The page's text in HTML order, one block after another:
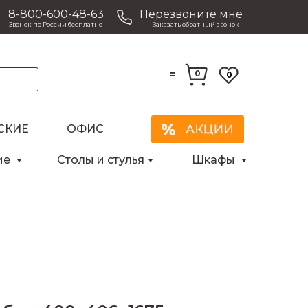
8-800-600-48-63
Звонок по России бесплатно
Перезвоните мне
Заказать обратный звонок
0
= 0
ОФИС
Столы и стулья Шкафы